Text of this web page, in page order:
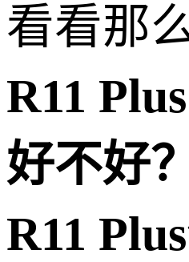
看看那
R11
好不好
R11